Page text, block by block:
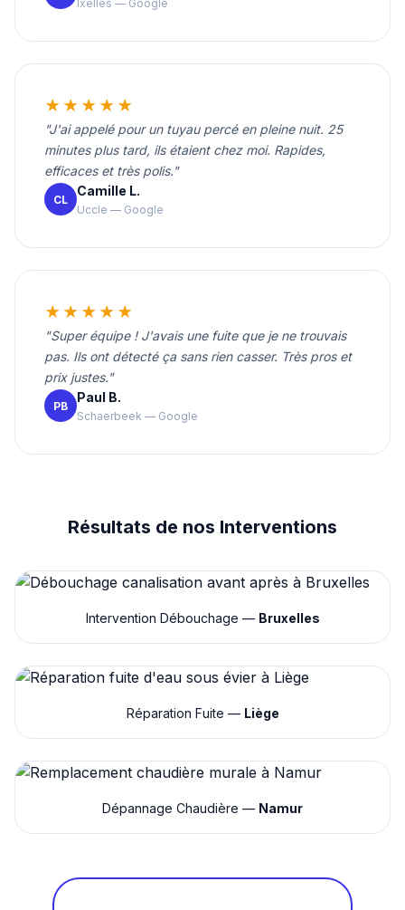
Ixelles — Google
★★★★★
"J'ai appelé pour un tuyau percé en pleine nuit. 25
minutes plus tard, ils étaient chez moi. Rapides,
efficaces et très polis."
CL
Camille L.
Uccle — Google
★★★★★
"Super équipe ! J'avais une fuite que je ne trouvais
pas. Ils ont détecté ça sans rien casser. Très pros et
prix justes."
PB
Paul B.
Schaerbeek — Google
Résultats de nos Interventions
Intervention Débouchage — Bruxelles
Réparation Fuite — Liège
Dépannage Chaudière — Namur